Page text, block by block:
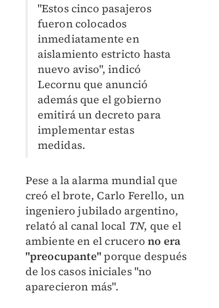
"Estos cinco pasajeros
fueron colocados
inmediatamente en
aislamiento estricto hasta
nuevo aviso", indicó
Lecornu que anunció
además que el gobierno
emitirá un decreto para
implementar estas
medidas.
Pese a la alarma mundial que
creó el brote, Carlo Ferello, un
ingeniero jubilado argentino,
relató al canal local TN, que el
ambiente en el crucero no era
"preocupante" porque después
de los casos iniciales "no
aparecieron más".